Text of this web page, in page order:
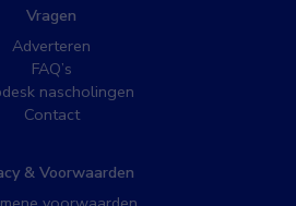
Vragen
Adverteren
FAQ’s
nascholingen
Contact
& Voorwaarden